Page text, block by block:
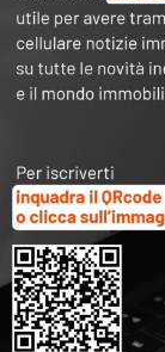
più